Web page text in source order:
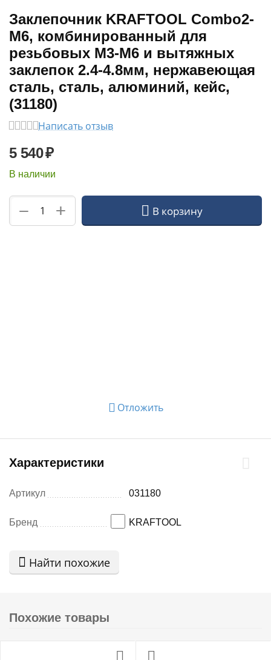
Заклепочник KRAFTOOL Combo2-
M6, комбинированный для
резьбовых М3-М6 и вытяжных
заклепок 2.4-4.8мм, нержавеющая
сталь, сталь, алюминий, кейс,
(31180)
Написать отзыв
5 540₽
В наличии
+
− В корзину
Отложить
Характеристики
Артикул 031180
Бренд KRAFTOOL
Найти похожие
Похожие товары